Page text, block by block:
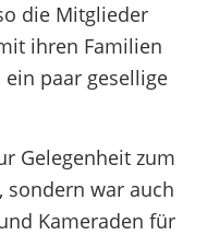
die Mitglieder
ihren Familien
paar gesellige
Gelegenheit zum
sondern war auch
Kameraden für